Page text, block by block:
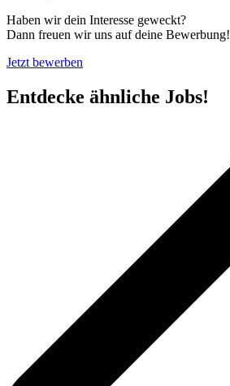
Haben wir dein Interesse geweckt?
Dann freuen wir uns auf deine Bewerbung!
Jetzt bewerben
Entdecke ähnliche Jobs!